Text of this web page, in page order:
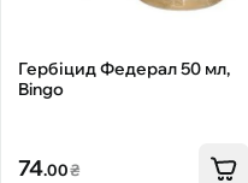
Гербіцид Федерал 50 мл,
Bingo
74.00₴